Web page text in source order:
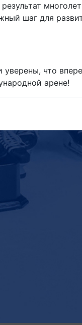
шаг для
что
арене!